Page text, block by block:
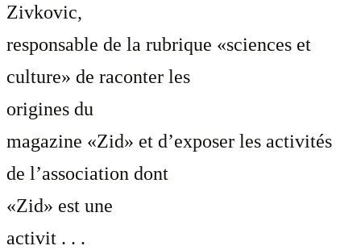
Zivkovic,
responsable de la rubrique «sciences et
culture» de raconter les
origines du
magazine «Zid» et d’exposer les activités
de l’association dont
«Zid» est une
activit . . .